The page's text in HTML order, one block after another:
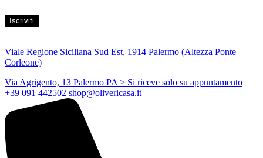
Viale Regione Siciliana Sud Est, 1914 Palermo (Altezza Ponte
Corleone)
Via Agrigento, 13 Palermo PA> Si riceve solo su appuntamento
+39 091 442502 shop@olivericasa.it